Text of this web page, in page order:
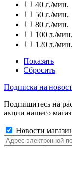
40 л./мин.
50 л./мин.
80 л./мин.
100 л./мин.
120 л./мин.
Показать
Сбросить
Подписка на
Подпишитесь на
акции нашего
Новости